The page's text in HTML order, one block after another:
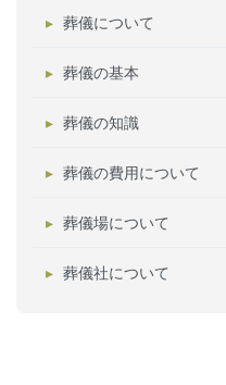
葬儀について
葬儀の基本
葬儀の知識
葬儀の費用について
葬儀場について
葬儀社について